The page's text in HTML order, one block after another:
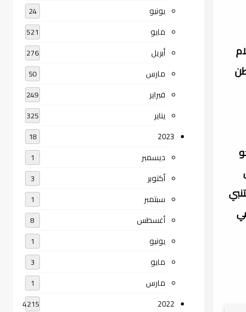
يونيو 24
مايو 521
أبريل 276
مارس 50
فبراير 249
يناير 325
2023
18
ديسمبر 1
أكتوبر 3
سبتمبر 1
أغسطس 8
يونيو 1
مايو 3
مارس 1
2022
4215